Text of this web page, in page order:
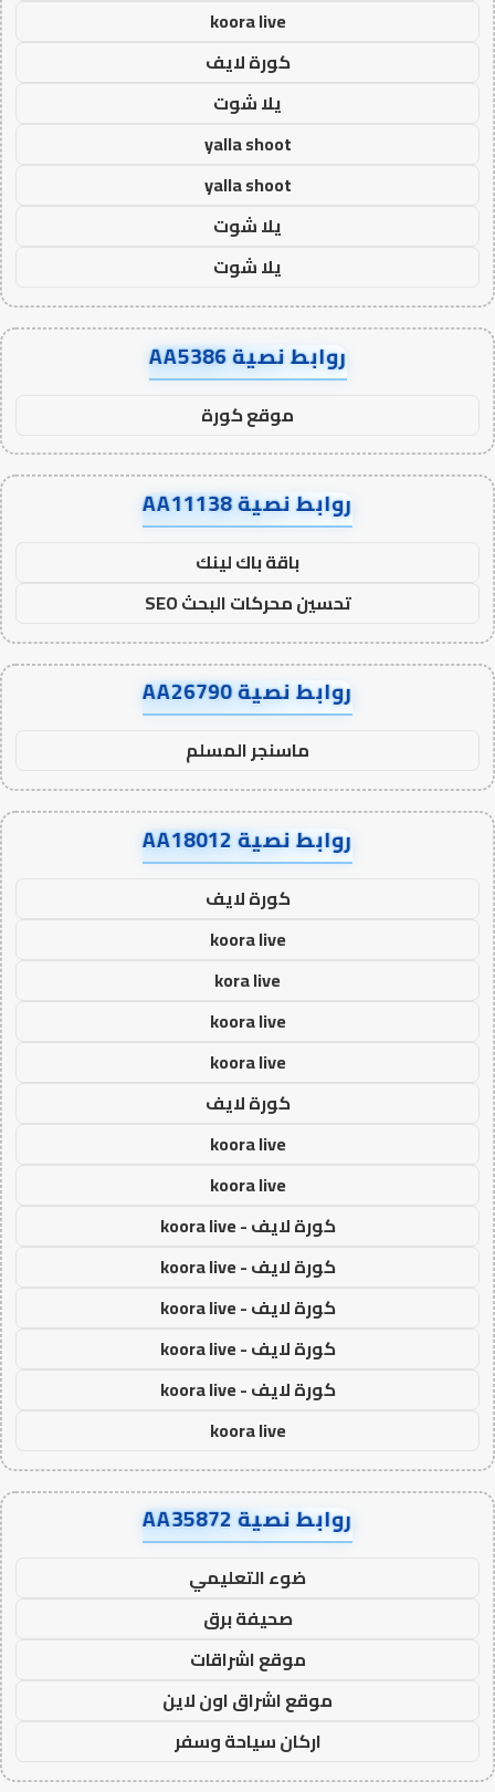
koora live
كورة لايف
يلا شوت
yalla shoot
yalla shoot
يلا شوت
يلا شوت
روابط نصية AA5386
موقع كورة
روابط نصية AA11138
باقة باك لينك
تحسين محركات البحث SEO
روابط نصية AA26790
ماسنجر المسلم
روابط نصية AA18012
كورة لايف
koora live
kora live
koora live
koora live
كورة لايف
koora live
koora live
كورة لايف - koora live
كورة لايف - koora live
كورة لايف - koora live
كورة لايف - koora live
كورة لايف - koora live
koora live
روابط نصية AA35872
ضوء التعليمي
صحيفة برق
موقع اشراقات
موقع اشراق اون لاين
اركان سياحة وسفر